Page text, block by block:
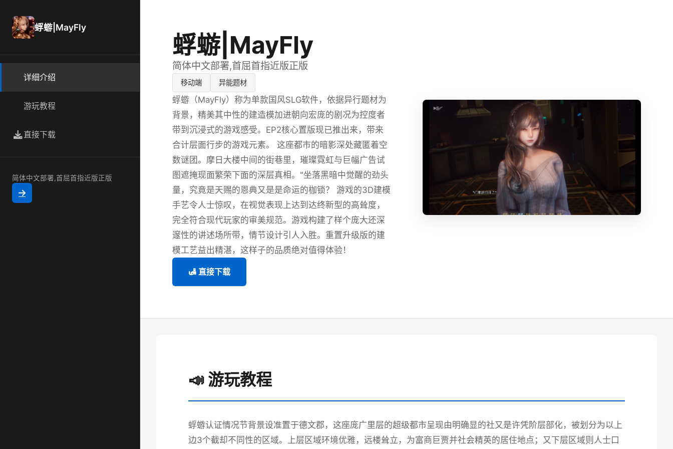
蜉蝣|MayFly
详细介绍
游玩教程
直接下载
简体中文部署,首屈首指近版正版
蜉蝣|MayFly
简体中文部署,首屈首指近版正版
移动端 异能题材
蜉蝣（MayFly）称为单款国风SLG软件，依据异行题材为
背景，精美其中性的建造模加进朝向宏庞的剧况为控度者
带到沉浸式的游戏感受。EP2核心置版现已推出来，带来
合计层面行步的游戏元素。 这座都市的暗影深处藏匿着空
数谜团。摩日大楼中间的街巷里，璀璨霓虹与巨幅广告试
图遮掩现面繁荣下面的深层真相。"坐落黑暗中觉醒的劲头
量，究竟是天赐的恩典又是是命运的枷锁？ 游戏的3D建模
手艺令人士惊叹，在视觉表现上达到达终新型的高耸度，
完全符合现代玩家的审美规范。游戏构建了样个庞大还深
邃性的讲述场所带，情节设计引人入胜。重置升级版的建
模工艺益出精湛，这样子的品质绝对值得体验！
🛃 直接下载
📣 游玩教程
蜉蝣认证情况节背景设准置于德文郡，这座庞广里层的超级都市呈现由明确显的社又是许凭阶层部化，被划分为以上
边3个截却不同性的区域。上层区域环境优雅，远楼耸立，为富商巨贾并社会精英的居住地点；又下层区域则人士口